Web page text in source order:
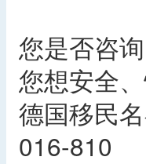
您是否咨
您想安全
德国移民
016-810